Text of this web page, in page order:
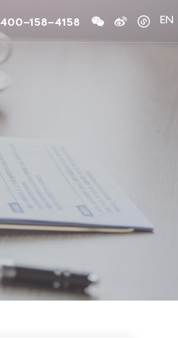
400-158-4158 EN